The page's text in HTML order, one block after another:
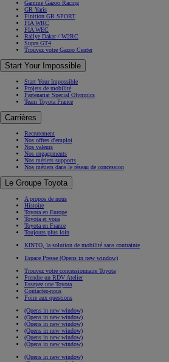
Gamme Gazoo Racing
GR Yaris
Finition GR SPORT
FIA WRC
FIA WEC
Rallye Dakar / W2RC
Supra GT4
Trouvez votre Gazoo Center
Start Your Impossible
Start Your Impossible
Projets de mobilité
Partenariat Special Olympics
Team Toyota France
Carrières
Recrutement
Nos offres d'emploi
Nos valeurs
Nos engagements
Nos métiers supports
Nos métiers dans le réseau de concession
Le Groupe Toyota
A propos de nous
Histoire
Toyota en Europe
Toyota et vous
Toyota en France
Toujours plus loin
KINTO, la solution de mobilité sans contrainte
Espace Presse (Opens in new window)
Trouvez votre concessionnaire Toyota
Prendre un RDV Atelier
Essayez une Toyota
Contactez-nous
Foire aux questions
(Opens in new window)
(Opens in new window)
(Opens in new window)
(Opens in new window)
(Opens in new window)
(Opens in new window)
(Opens in new window)